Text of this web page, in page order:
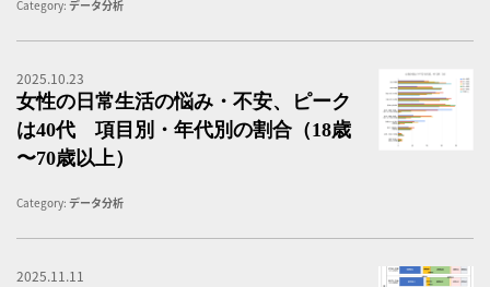
Category: データ分析
2025.10.23
女性の日常生活の悩み・不安、ピーク
は40代 項目別・年代別の割合（18歳
〜70歳以上）
Category: データ分析
2025.11.11